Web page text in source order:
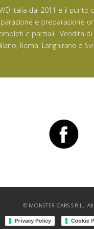
Italia dal 2011 è il punto
e preparazione
e parziali . Vendita
Roma, Langhirano e
© MONSTER CARS S.R.L..
Privacy Policy | Cookie